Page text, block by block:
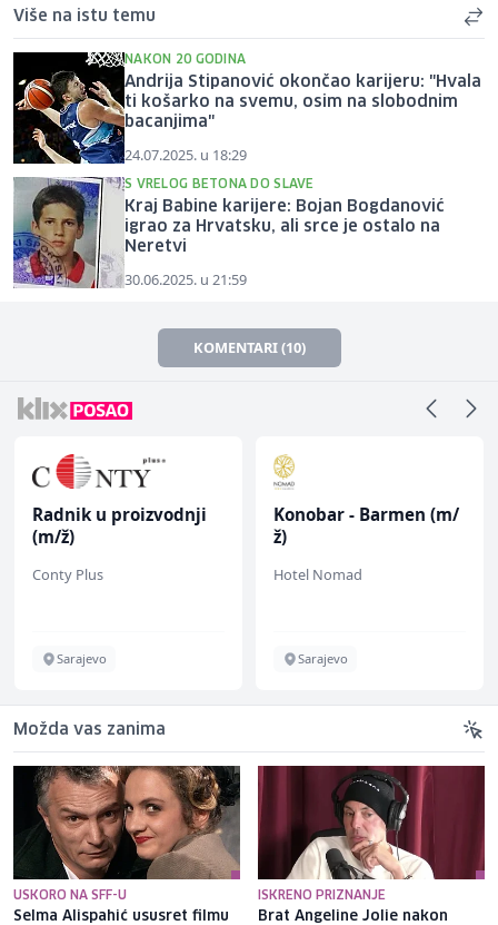
Više na istu temu
NAKON 20 GODINA
Andrija Stipanović okončao karijeru: "Hvala
ti košarko na svemu, osim na slobodnim
bacanjima"
24.07.2025. u 18:29
S VRELOG BETONA DO SLAVE
Kraj Babine karijere: Bojan Bogdanović
igrao za Hrvatsku, ali srce je ostalo na
Neretvi
30.06.2025. u 21:59
KOMENTARI (10)
Radnik u proizvodnji
(m/ž)
Conty Plus
Sarajevo
Konobar - Barmen (m/
ž)
Hotel Nomad
Sarajevo
Možda vas zanima
USKORO NA SFF-U
Selma Alispahić ususret filmu
ISKRENO PRIZNANJE
Brat Angeline Jolie nakon